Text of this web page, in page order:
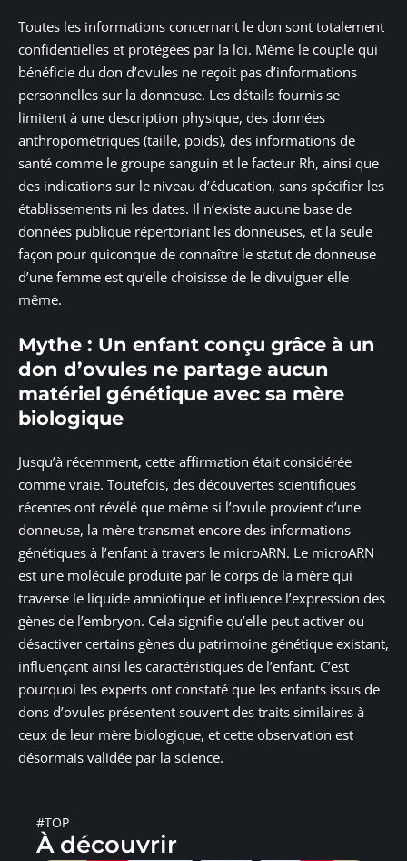
Toutes les informations concernant le don sont totalement
confidentielles et protégées par la loi. Même le couple qui
bénéficie du don d’ovules ne reçoit pas d’informations
personnelles sur la donneuse. Les détails fournis se
limitent à une description physique, des données
anthropométriques (taille, poids), des informations de
santé comme le groupe sanguin et le facteur Rh, ainsi que
des indications sur le niveau d’éducation, sans spécifier les
établissements ni les dates. Il n’existe aucune base de
données publique répertoriant les donneuses, et la seule
façon pour quiconque de connaître le statut de donneuse
d’une femme est qu’elle choisisse de le divulguer elle-
même.
Mythe : Un enfant conçu grâce à un
don d’ovules ne partage aucun
matériel génétique avec sa mère
biologique
Jusqu’à récemment, cette affirmation était considérée
comme vraie. Toutefois, des découvertes scientifiques
récentes ont révélé que même si l’ovule provient d’une
donneuse, la mère transmet encore des informations
génétiques à l’enfant à travers le microARN. Le microARN
est une molécule produite par le corps de la mère qui
traverse le liquide amniotique et influence l’expression des
gènes de l’embryon. Cela signifie qu’elle peut activer ou
désactiver certains gènes du patrimoine génétique existant,
influençant ainsi les caractéristiques de l’enfant. C’est
pourquoi les experts ont constaté que les enfants issus de
dons d’ovules présentent souvent des traits similaires à
ceux de leur mère biologique, et cette observation est
désormais validée par la science.
#TOP
À découvrir